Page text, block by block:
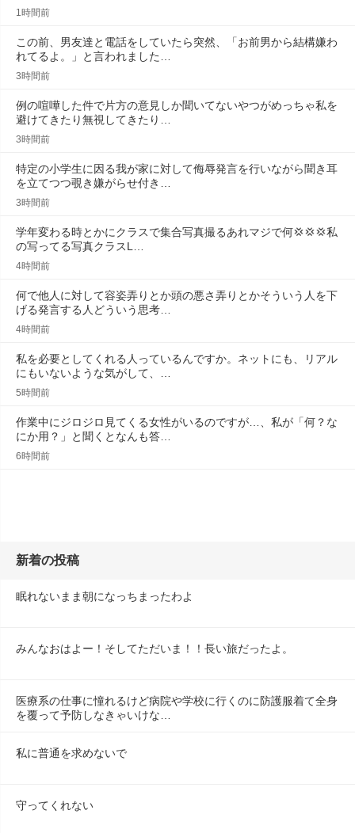
1時間前
この前、男友達と電話をしていたら突然、「お前男から結構嫌わ
れてるよ。」と言われました…
3時間前
例の喧嘩した件で片方の意見しか聞いてないやつがめっちゃ私を
避けてきたり無視してきたり…
3時間前
特定の小学生に因る我が家に対して侮辱発言を行いながら聞き耳
を立てつつ覗き嫌がらせ付き…
3時間前
学年変わる時とかにクラスで集合写真撮るあれマジで何💢💢‪💢‪私
の写ってる写真クラスL…
4時間前
何で他人に対して容姿弄りとか頭の悪さ弄りとかそういう人を下
げる発言する人どういう思考…
4時間前
私を必要としてくれる人っているんですか。ネットにも、リアル
にもいないような気がして、…
5時間前
作業中にジロジロ見てくる女性がいるのですが…、私が「何？な
にか用？」と聞くとなんも答…
6時間前
新着の投稿
眠れないまま朝になっちまったわよ
みんなおはよー！そしてただいま！！長い旅だったよ。
医療系の仕事に憧れるけど病院や学校に行くのに防護服着て全身
を覆って予防しなきゃいけな…
私に普通を求めないで
守ってくれない